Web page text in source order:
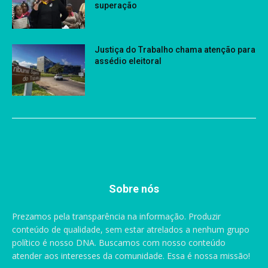
superação
Justiça do Trabalho chama atenção para
assédio eleitoral
Sobre nós
Prezamos pela transparência na informação. Produzir
conteúdo de qualidade, sem estar atrelados a nenhum grupo
político é nosso DNA. Buscamos com nosso conteúdo
atender aos interesses da comunidade. Essa é nossa missão!